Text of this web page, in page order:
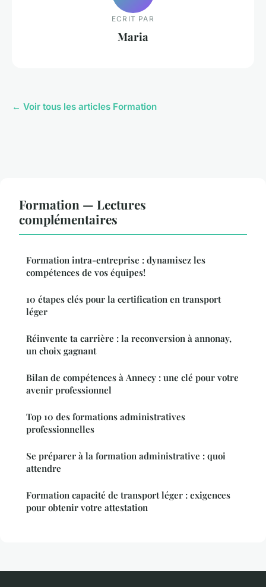
ECRIT PAR
Maria
← Voir tous les articles Formation
Formation — Lectures
complémentaires
Formation intra-entreprise : dynamisez les
compétences de vos équipes!
10 étapes clés pour la certification en transport
léger
Réinvente ta carrière : la reconversion à annonay,
un choix gagnant
Bilan de compétences à Annecy : une clé pour votre
avenir professionnel
Top 10 des formations administratives
professionnelles
Se préparer à la formation administrative : quoi
attendre
Formation capacité de transport léger : exigences
pour obtenir votre attestation